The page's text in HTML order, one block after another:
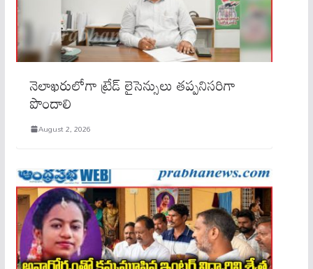
నెలాఖరులోగా ట్రేడ్ లైసెన్సులు తప్పనిసరిగా
పొందాలి
August 2, 2026